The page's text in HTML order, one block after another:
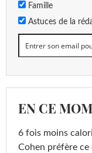
Famille
Astuces de la
EN CE
6 fois moins
Cohen préfère ce